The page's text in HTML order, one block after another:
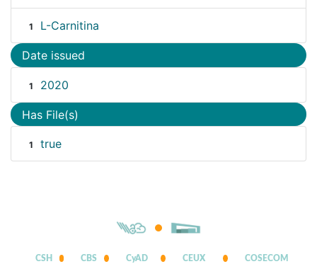
1 L-Carnitina
Date issued
1 2020
Has File(s)
1 true
CSH CBS CyAD CEUX COSECOM